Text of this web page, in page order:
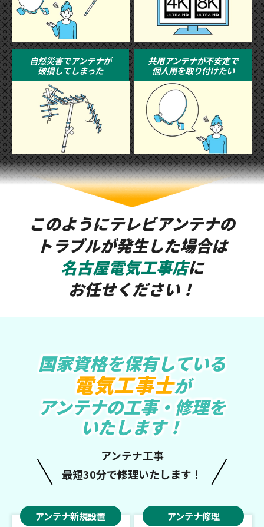
自然災害でアンテナが
破損してしまった
共用アンテナが不安定で
個人用を取り付けたい
このようにテレビアンテナの
トラブルが発生した場合は
名古屋電気工事店に
お任せください！
国家資格を保有している
電気工事士が
アンテナの工事・修理を
いたします！
アンテナ工事
最短30分で修理いたします！
アンテナ新規設置 アンテナ修理